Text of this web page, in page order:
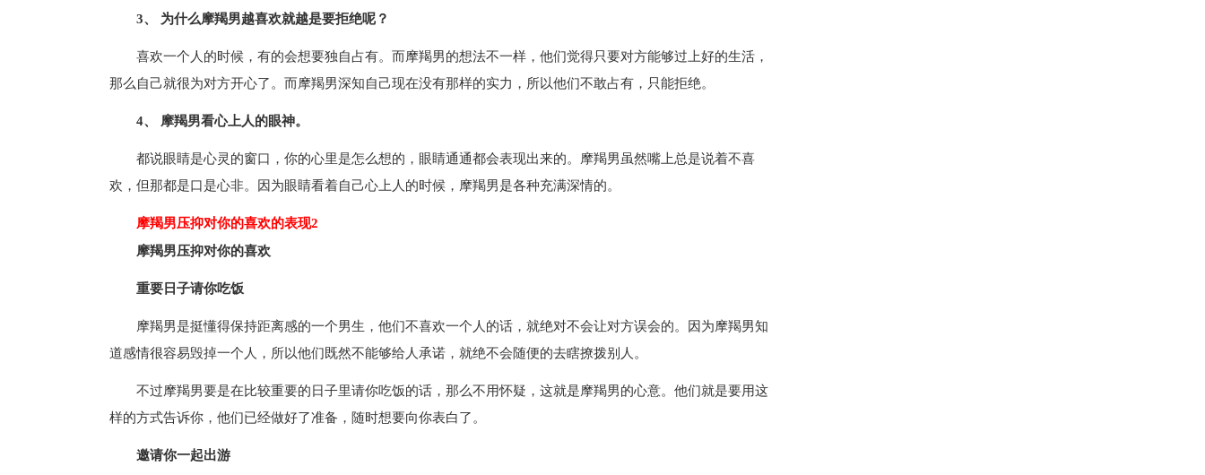
3、 为什么摩羯男越喜欢就越是要拒绝呢？
喜欢一个人的时候，有的会想要独自占有。而摩羯男的想法不一样，他们觉得只要对方能够过上好的生活，
那么自己就很为对方开心了。而摩羯男深知自己现在没有那样的实力，所以他们不敢占有，只能拒绝。
4、 摩羯男看心上人的眼神。
都说眼睛是心灵的窗口，你的心里是怎么想的，眼睛通通都会表现出来的。摩羯男虽然嘴上总是说着不喜
欢，但那都是口是心非。因为眼睛看着自己心上人的时候，摩羯男是各种充满深情的。
摩羯男压抑对你的喜欢的表现2
摩羯男压抑对你的喜欢
重要日子请你吃饭
摩羯男是挺懂得保持距离感的一个男生，他们不喜欢一个人的话，就绝对不会让对方误会的。因为摩羯男知
道感情很容易毁掉一个人，所以他们既然不能够给人承诺，就绝不会随便的去瞎撩拨别人。
不过摩羯男要是在比较重要的日子里请你吃饭的话，那么不用怀疑，这就是摩羯男的心意。他们就是要用这
样的方式告诉你，他们已经做好了准备，随时想要向你表白了。
邀请你一起出游